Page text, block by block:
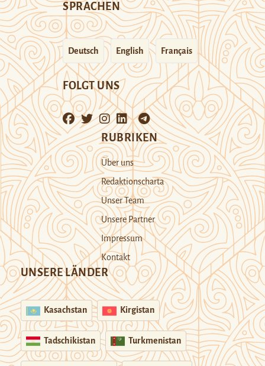
SPRACHEN
Deutsch English Français
FOLGT UNS
RUBRIKEN
Über uns
Redaktionscharta
Unser Team
Unsere Partner
Impressum
Kontakt
UNSERE LÄNDER
Kasachstan Kirgistan
Tadschikistan Turkmenistan